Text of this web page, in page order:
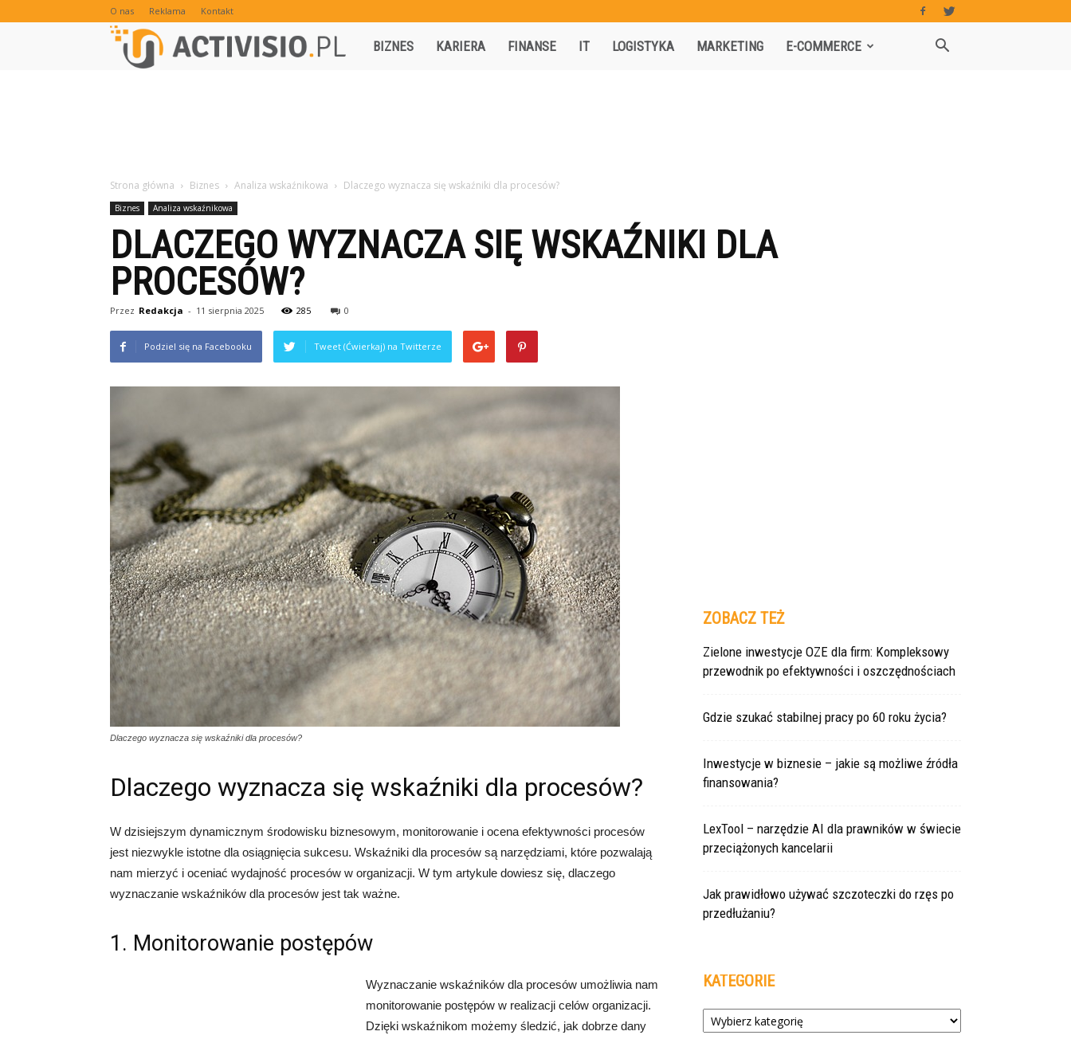
O nas Reklama Kontakt
Activisio.pl
BIZNES KARIERA FINANSE IT LOGISTYKA MARKETING E-COMMERCE
Strona główna Biznes Analiza wskaźnikowa Dlaczego wyznacza się wskaźniki dla procesów?
Biznes Analiza wskaźnikowa
DLACZEGO WYZNACZA SIĘ WSKAŹNIKI DLA
PROCESÓW?
Przez Redakcja - 11 sierpnia 2025 285 0
Podziel się na Facebooku Tweet (Ćwierkaj) na Twitterze
Dlaczego wyznacza się wskaźniki dla procesów?
Dlaczego wyznacza się wskaźniki dla procesów?
W dzisiejszym dynamicznym środowisku biznesowym, monitorowanie i ocena efektywności procesów
jest niezwykle istotne dla osiągnięcia sukcesu. Wskaźniki dla procesów są narzędziami, które pozwalają
nam mierzyć i oceniać wydajność procesów w organizacji. W tym artykule dowiesz się, dlaczego
wyznaczanie wskaźników dla procesów jest tak ważne.
1. Monitorowanie postępów
Wyznaczanie wskaźników dla procesów umożliwia nam
monitorowanie postępów w realizacji celów organizacji.
Dzięki wskaźnikom możemy śledzić, jak dobrze dany
ZOBACZ TEŻ
Zielone inwestycje OZE dla firm: Kompleksowy
przewodnik po efektywności i oszczędnościach
Gdzie szukać stabilnej pracy po 60 roku życia?
Inwestycje w biznesie – jakie są możliwe źródła
finansowania?
LexTool – narzędzie AI dla prawników w świecie
przeciążonych kancelarii
Jak prawidłowo używać szczoteczki do rzęs po
przedłużaniu?
KATEGORIE
Kategorie